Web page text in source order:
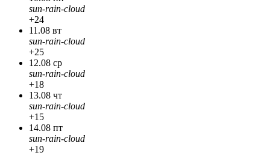
sun-rain-cloud
+24
11.08 вт
sun-rain-cloud
+25
12.08 ср
sun-rain-cloud
+18
13.08 чт
sun-rain-cloud
+15
14.08 пт
sun-rain-cloud
+19